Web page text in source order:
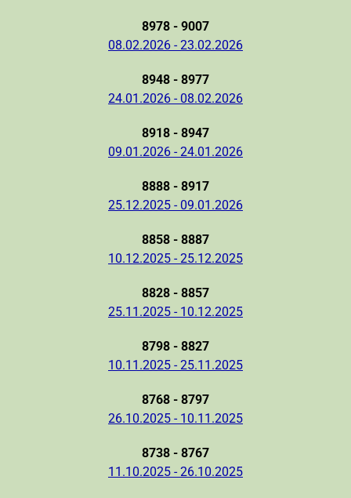
8978 - 9007
08.02.2026 - 23.02.2026
8948 - 8977
24.01.2026 - 08.02.2026
8918 - 8947
09.01.2026 - 24.01.2026
8888 - 8917
25.12.2025 - 09.01.2026
8858 - 8887
10.12.2025 - 25.12.2025
8828 - 8857
25.11.2025 - 10.12.2025
8798 - 8827
10.11.2025 - 25.11.2025
8768 - 8797
26.10.2025 - 10.11.2025
8738 - 8767
11.10.2025 - 26.10.2025